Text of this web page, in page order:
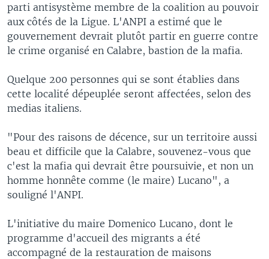
parti antisystème membre de la coalition au pouvoir
aux côtés de la Ligue. L'ANPI a estimé que le
gouvernement devrait plutôt partir en guerre contre
le crime organisé en Calabre, bastion de la mafia.
Quelque 200 personnes qui se sont établies dans
cette localité dépeuplée seront affectées, selon des
medias italiens.
"Pour des raisons de décence, sur un territoire aussi
beau et difficile que la Calabre, souvenez-vous que
c'est la mafia qui devrait être poursuivie, et non un
homme honnête comme (le maire) Lucano", a
souligné l'ANPI.
L'initiative du maire Domenico Lucano, dont le
programme d'accueil des migrants a été
accompagné de la restauration de maisons